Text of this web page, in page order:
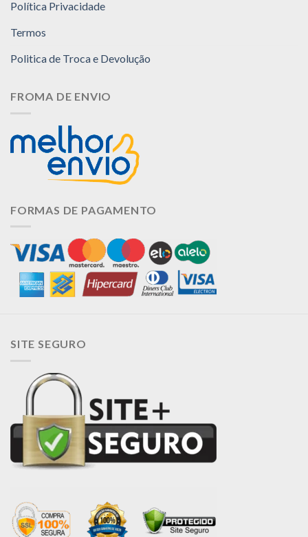
Política Privacidade
Termos
Politica de Troca e Devolução
FROMA DE ENVIO
FORMAS DE PAGAMENTO
SITE SEGURO